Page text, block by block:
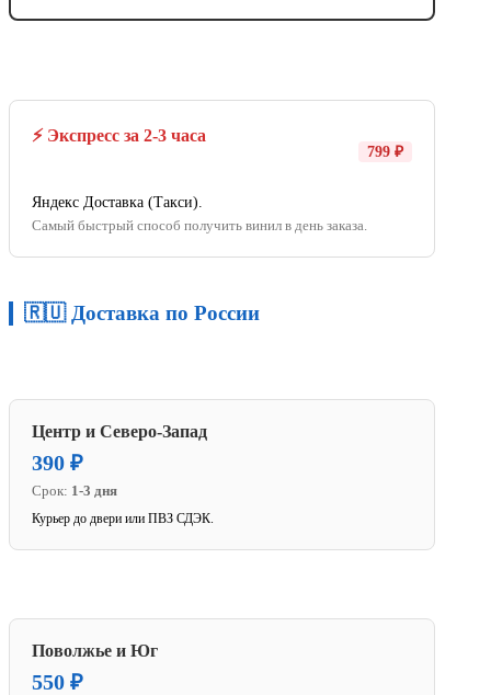
⚡ Экспресс за 2-3 часа
799 ₽
Яндекс Доставка (Такси).
Самый быстрый способ получить винил в день заказа.
🇷🇺 Доставка по России
Центр и Северо-Запад
390 ₽
Срок: 1-3 дня
Курьер до двери или ПВЗ СДЭК.
Поволжье и Юг
550 ₽